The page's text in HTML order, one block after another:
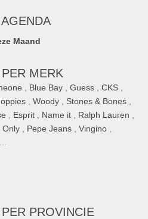
Maand
MERK
Blue Bay Guess CKS
Woody Stones & Bones
Esprit Name it Ralph Lauren
Only Pepe Jeans Vingino
PER PROVINCIE